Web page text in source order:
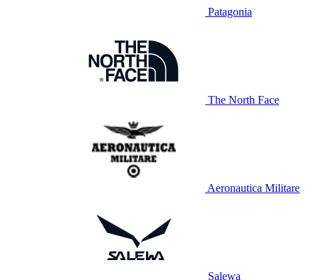
Patagonia
The North Face
Aeronautica Militare
Salewa